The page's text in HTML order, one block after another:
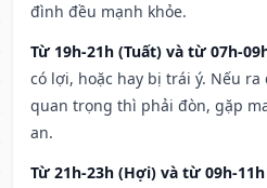
đình đều mạnh khỏe.
Từ 19h-21h (Tuất) và từ 07h-
có lợi, hoặc hay bị trái ý. Nếu
quan trọng thì phải đòn, gặp
an.
Từ 21h-23h (Hợi) và từ 09h-